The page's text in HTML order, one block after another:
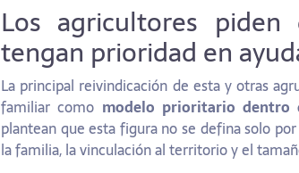
Los agricultores
tengan prioridad en
La principal reivindicación de esta y otras
familiar como modelo prioritario dentro
plantean que esta figura no se defina solo
la familia, la vinculación al territorio y el